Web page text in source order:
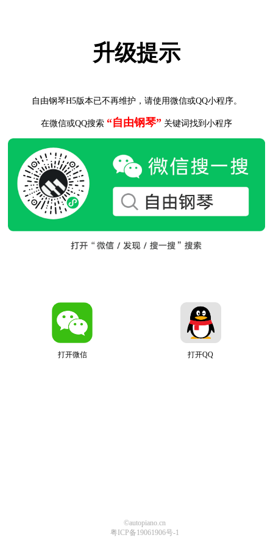
升级提示
自由钢琴H5版本已不再维护，请使用微信或QQ小程序。
在微信或QQ搜索 “自由钢琴” 关键词找到小程序
打开微信 打开QQ
©autopiano.cn
粤ICP备19061906号-1